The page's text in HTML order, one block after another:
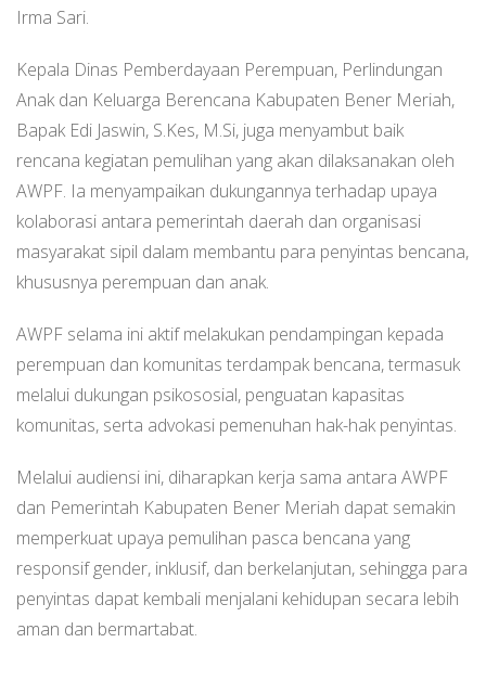
Irma Sari.
Kepala Dinas Pemberdayaan Perempuan, Perlindungan
Anak dan Keluarga Berencana Kabupaten Bener Meriah,
Bapak Edi Jaswin, S.Kes, M.Si, juga menyambut baik
rencana kegiatan pemulihan yang akan dilaksanakan oleh
AWPF. Ia menyampaikan dukungannya terhadap upaya
kolaborasi antara pemerintah daerah dan organisasi
masyarakat sipil dalam membantu para penyintas bencana,
khususnya perempuan dan anak.
AWPF selama ini aktif melakukan pendampingan kepada
perempuan dan komunitas terdampak bencana, termasuk
melalui dukungan psikososial, penguatan kapasitas
komunitas, serta advokasi pemenuhan hak-hak penyintas.
Melalui audiensi ini, diharapkan kerja sama antara AWPF
dan Pemerintah Kabupaten Bener Meriah dapat semakin
memperkuat upaya pemulihan pasca bencana yang
responsif gender, inklusif, dan berkelanjutan, sehingga para
penyintas dapat kembali menjalani kehidupan secara lebih
aman dan bermartabat.